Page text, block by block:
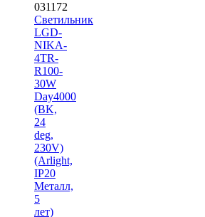
031172
Светильник
LGD-
NIKA-
4TR-
R100-
30W
Day4000
(BK,
24
deg,
230V)
(Arlight,
IP20
Металл,
5
лет)